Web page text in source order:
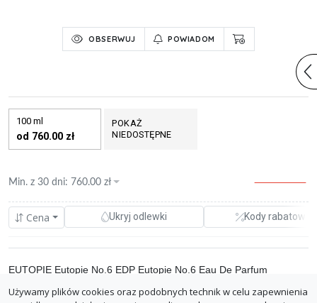
OBSERWUJ POWIADOM
100 ml
od 760.00 zł
POKAŻ
NIEDOSTĘPNE
Cena Ukryj odlewki Kody rabatowe
Min. z 30 dni: 760.00 zł
oryginaly.com
EUTOPIE Eutopie No.6 EDP Eutopie No.6 Eau De Parfum
0.00%
Używamy plików cookies oraz podobnych technik w celu zapewnienia